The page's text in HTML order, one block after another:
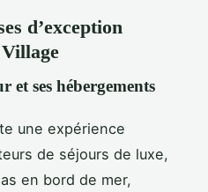
d’exception
et ses hébergements
une expérience
de séjours de luxe,
en bord de mer,